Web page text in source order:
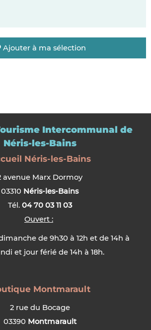
Ajouter à ma sélection
Intercommunal de
Néris-les-Bains
Néris-les-Bains
avenue Marx Dormoy
03310 Néris-les-Bains
Tél. 04 70 03 11 03
Ouvert :
de 9h30 à 12h et de 14h à
et jour férié de 14h à 18h.
Montmarault
2 rue du Bocage
03390 Montmarault